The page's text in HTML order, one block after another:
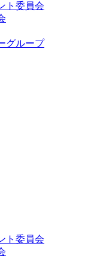
ト委員会
グループ
ト委員会